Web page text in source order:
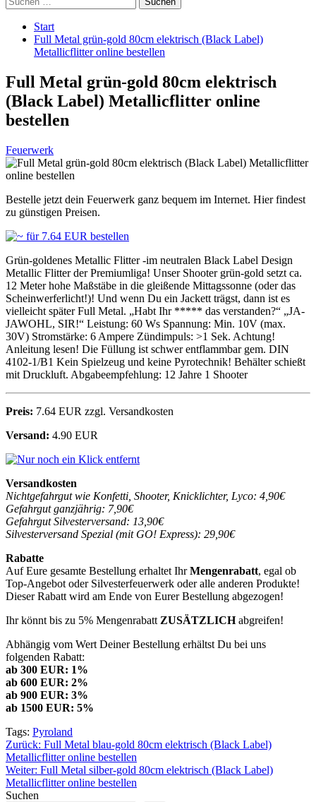
nach:
Start
Full Metal grün-gold 80cm elektrisch (Black Label)
Metallicflitter online bestellen
Full Metal grün-gold 80cm elektrisch
(Black Label) Metallicflitter online
bestellen
Feuerwerk
Bestelle jetzt dein Feuerwerk ganz bequem im Internet. Hier findest
zu günstigen Preisen.
Grün-goldenes Metallic Flitter -im neutralen Black Label Design
Metallic Flitter der Premiumliga! Unser Shooter grün-gold setzt ca.
12 Meter hohe Maßstäbe in die gleißende Mittagssonne (oder das
Scheinwerferlicht!)! Und wenn Du ein Jackett trägst, dann ist es
vielleicht später Full Metal. „Habt Ihr ***** das verstanden?“ „JA-
JAWOHL, SIR!“ Leistung: 60 Ws Spannung: Min. 10V (max.
30V) Stromstärke: 6 Ampere Zündimpuls: >1 Sek. Achtung!
Anleitung lesen! Die Füllung ist schwer entflammbar gem. DIN
4102-1/B1 Kein Spielzeug und keine Pyrotechnik! Behälter schießt
mit Druckluft. Abgabeempfehlung: 12 Jahre 1 Shooter
Preis: 7.64 EUR zzgl. Versandkosten
Versand: 4.90 EUR
Versandkosten
Nichtgefahrgut wie Konfetti, Shooter, Knicklichter, Lyco: 4,90€
Gefahrgut ganzjährig: 7,90€
Gefahrgut Silvesterversand: 13,90€
Silvesterversand Spezial (mit GO! Express): 29,90€
Rabatte
Auf Eure gesamte Bestellung erhaltet IhrMengenrabatt, egal ob
Top-Angebot oder Silvesterfeuerwerk oder alle anderen Produkte!
Dieser Rabatt wird am Ende von Eurer Bestellung abgezogen!
Ihr könnt bis zu 5% Mengenrabatt ZUSÄTZLICHabgreifen!
Abhängig vom Wert Deiner Bestellung erhältst Du bei uns
folgenden Rabatt:
ab 300 EUR: 1%
ab 600 EUR: 2%
ab 900 EUR: 3%
ab 1500 EUR: 5%
Tags: Pyroland
Beitragsnavigation
Zurück: Full Metal blau-gold 80cm elektrisch (Black Label)
Metallicflitter online bestellen
Weiter: Full Metal silber-gold 80cm elektrisch (Black Label)
Metallicflitter online bestellen
Suchen